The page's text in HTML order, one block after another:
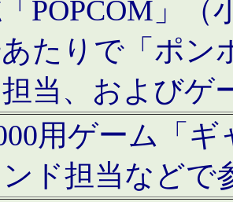
POPCOM」（
あたりで「ポン
当、およびゲ
用ゲーム「
ド担当などで